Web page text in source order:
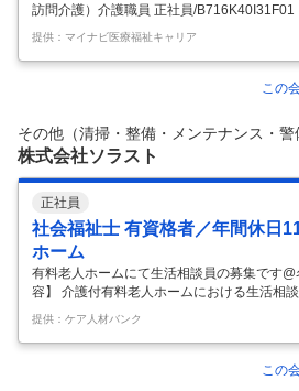
訪問介護）介護職員 正社員/
内容】 サービス提供責任者が作成した訪問
た 内容と時間でサービス提供するお仕事で
ポート 例）調理・洗濯・生活必需品の買い
用者様と直接触れ合う介護 例）食事介助・
ら一人で複数のお客様を担当します。 ■多様
す。 困ったことがあったらすぐに拠点へ連
提供：マイナビ医療福祉キャリア
この
その他（清掃・整備・メンテナンス・警
株式会社ソラスト
正社員
社会福祉士 有資格者／年間休日
ホーム
有料老人ホームにて生活相談員の募集です
容】 介護付有料老人ホームにおける生活相
け入れ 、見学対応 ・入居されている方のご
・契約関連業務、関係機関への連絡および
護業務全般 等 【応募条件】 社会福祉士、介
用のいずれか必須 PCスキル必須（文字入
提供：ケア人材バンク
この